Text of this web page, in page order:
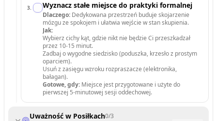
3. Wyznacz stałe miejsce do praktyki formalnej
Dlaczego: Dedykowana przestrzeń buduje skojarzenie
mózgu ze spokojem i ułatwia wejście w stan skupienia.
Jak:
Wybierz cichy kąt, gdzie nikt nie będzie Ci przeszkadzał
przez 10-15 minut.
Zadbaj o wygodne siedzisko (poduszka, krzesło z prostym
oparciem).
Usuń z zasięgu wzroku rozpraszacze (elektronika,
bałagan).
Gotowe, gdy: Miejsce jest przygotowane i użyte do
pierwszej 5-minutowej sesji oddechowej.
Uważność w Posiłkach0/3